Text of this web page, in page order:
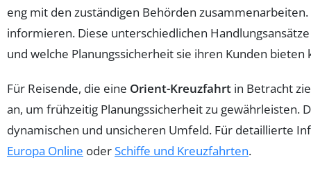
eng mit den zuständigen Behörden
informieren. Diese unterschiedlichen
und welche Planungssicherheit sie ihren Kunden bieten
Für Reisende, die eine Orient-Kreuzfahrt in Betracht
an, um frühzeitig Planungssicherheit zu gewährleisten.
dynamischen und unsicheren Umfeld. Für detaillierte
Europa Online oderSchiffe und Kreuzfahrten.